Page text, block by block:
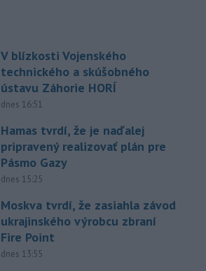
V blízkosti Vojenského
technického a skúšobného
ústavu Záhorie HORÍ
dnes 16:51
Hamas tvrdí, že je naďalej
pripravený realizovať plán pre
Pásmo Gazy
dnes 15:25
Moskva tvrdí, že zasiahla závod
ukrajinského výrobcu zbraní
Fire Point
dnes 13:55